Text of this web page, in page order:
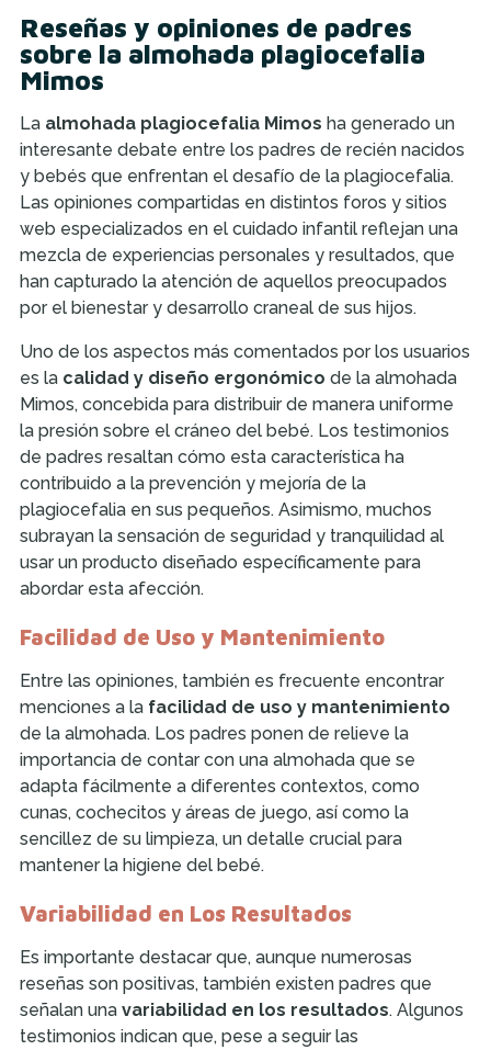
Reseñas y opiniones de padres
sobre la almohada plagiocefalia
Mimos
La almohada plagiocefalia Mimos ha generado un
interesante debate entre los padres de recién nacidos
y bebés que enfrentan el desafío de la plagiocefalia.
Las opiniones compartidas en distintos foros y sitios
web especializados en el cuidado infantil reflejan una
mezcla de experiencias personales y resultados, que
han capturado la atención de aquellos preocupados
por el bienestar y desarrollo craneal de sus hijos.
Uno de los aspectos más comentados por los usuarios
es la calidad y diseño ergonómico de la almohada
Mimos, concebida para distribuir de manera uniforme
la presión sobre el cráneo del bebé. Los testimonios
de padres resaltan cómo esta característica ha
contribuido a la prevención y mejoría de la
plagiocefalia en sus pequeños. Asimismo, muchos
subrayan la sensación de seguridad y tranquilidad al
usar un producto diseñado específicamente para
abordar esta afección.
Facilidad de Uso y Mantenimiento
Entre las opiniones, también es frecuente encontrar
menciones a la facilidad de uso y mantenimiento
de la almohada. Los padres ponen de relieve la
importancia de contar con una almohada que se
adapta fácilmente a diferentes contextos, como
cunas, cochecitos y áreas de juego, así como la
sencillez de su limpieza, un detalle crucial para
mantener la higiene del bebé.
Variabilidad en Los Resultados
Es importante destacar que, aunque numerosas
reseñas son positivas, también existen padres que
señalan una variabilidad en los resultados. Algunos
testimonios indican que, pese a seguir las